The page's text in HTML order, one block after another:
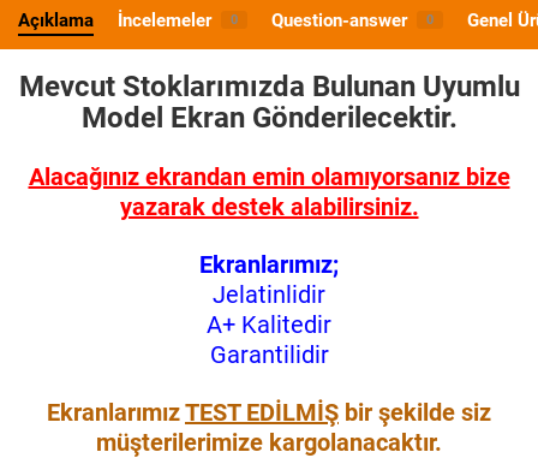
Açıklama İncelemeler 0 Question-answer 0 Genel
Mevcut Stoklarımızda Bulunan Uyumlu
Model Ekran Gönderilecektir.
Alacağınız ekrandan emin olamıyorsanız bize
yazarak destek alabilirsiniz.
Ekranlarımız;
Jelatinlidir
A+ Kalitedir
Garantilidir
EkranlarımızTEST EDİLMİŞ bir şekilde siz
müşterilerimize kargolanacaktır.